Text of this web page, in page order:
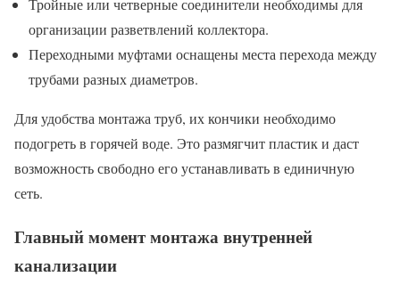
Тройные или четверные соединители необходимы для
организации разветвлений коллектора.
Переходными муфтами оснащены места перехода между
трубами разных диаметров.
Для удобства монтажа труб, их кончики необходимо
подогреть в горячей воде. Это размягчит пластик и даст
возможность свободно его устанавливать в единичную
сеть.
Главный момент монтажа внутренней
канализации